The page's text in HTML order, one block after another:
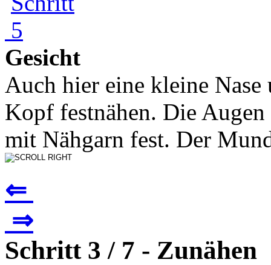
Gesicht
Auch hier eine kleine
Kopf festnähen. Die
mit Nähgarn fest. Der
⇐
⇒
Schritt 3 / 7 - Zunähen